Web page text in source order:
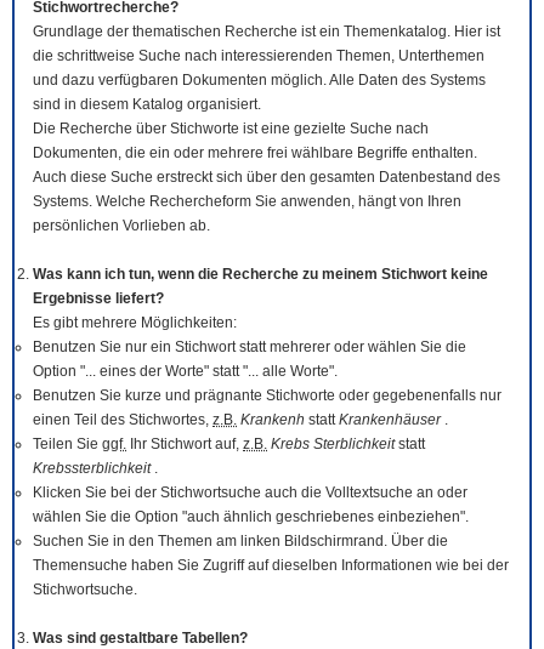
Stichwortrecherche?
Grundlage der thematischen Recherche ist ein Themenkatalog. Hier ist
die schrittweise Suche nach interessierenden Themen, Unterthemen
und dazu verfügbaren Dokumenten möglich. Alle Daten des Systems
sind in diesem Katalog organisiert.
Die Recherche über Stichworte ist eine gezielte Suche nach
Dokumenten, die ein oder mehrere frei wählbare Begriffe enthalten.
Auch diese Suche erstreckt sich über den gesamten Datenbestand des
Systems. Welche Rechercheform Sie anwenden, hängt von Ihren
persönlichen Vorlieben ab.
Was kann ich tun, wenn die Recherche zu meinem Stichwort keine
Ergebnisse liefert?
Es gibt mehrere Möglichkeiten:
Benutzen Sie nur ein Stichwort statt mehrerer oder wählen Sie die
Option "... eines der Worte" statt "... alle Worte".
Benutzen Sie kurze und prägnante Stichworte oder gegebenenfalls nur
einen Teil des Stichwortes, z.B. Krankenh stattKrankenhäuser .
Teilen Sie ggf. Ihr Stichwort auf, z.B. Krebs Sterblichkeitstatt
Krebssterblichkeit .
Klicken Sie bei der Stichwortsuche auch die Volltextsuche an oder
wählen Sie die Option "auch ähnlich geschriebenes einbeziehen".
Suchen Sie in den Themen am linken Bildschirmrand. Über die
Themensuche haben Sie Zugriff auf dieselben Informationen wie bei der
Stichwortsuche.
Was sind gestaltbare Tabellen?